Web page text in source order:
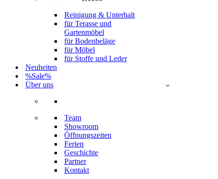
Reinigung & Unterhalt
für Terasse und
Gartenmöbel
für Bodenbeläge
für Möbel
für Stoffe und Leder
Neuheiten
%Sale%
Über uns
Team
Showroom
Öffnungszeiten
Ferien
Geschichte
Partner
Kontakt